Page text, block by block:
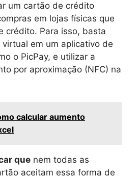
um cartão de crédito
em lojas físicas que
crédito. Para isso, basta
em um aplicativo de
o PicPay, e utilizar a
por aproximação (NFC) na
calcular aumento
que nem todas as
aceitam essa forma de